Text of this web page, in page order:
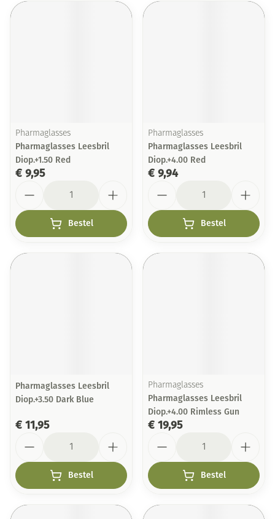
Pharmaglasses
Pharmaglasses Leesbril
Diop.+1.50 Red
€ 9,95
Bestel
Pharmaglasses
Pharmaglasses Leesbril
Diop.+4.00 Red
€ 9,94
Bestel
Pharmaglasses Leesbril
Diop.+3.50 Dark Blue
€ 11,95
Bestel
Pharmaglasses
Pharmaglasses Leesbril
Diop.+4.00 Rimless Gun
€ 19,95
Bestel